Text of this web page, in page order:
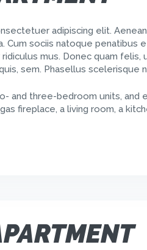
adipiscing elit.
Cum sociis natoque penatibus
mus. Donec quam felis,
sem. Phasellus scelerisque
and three-bedroom units, and
fireplace, a living room, a